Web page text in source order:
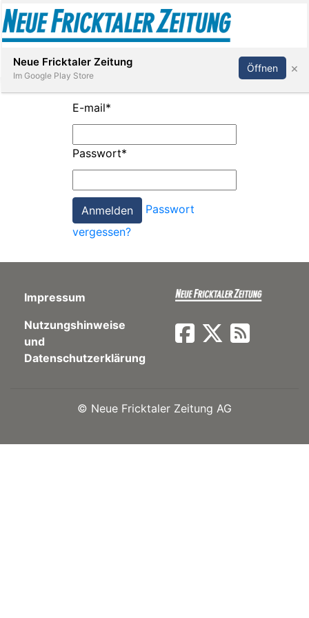
Paper
App
Abonnieren Anmelden
E-mail*
Passwort*
Passwort
vergessen?
Impressum
Nutzungshinweise
und
Datenschutzerklärung
© Neue Fricktaler Zeitung AG
Neue Fricktaler Zeitung
Im Google Play Store
Öffnen ×